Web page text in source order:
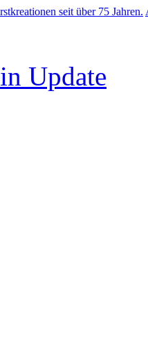
seit über 75 Jahren.
Update